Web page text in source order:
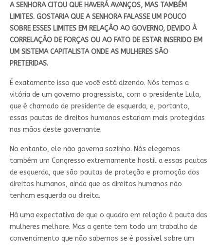
A SENHORA CITOU QUE HAVERÁ AVANÇOS, MAS TAMBÉM
LIMITES. GOSTARIA QUE A SENHORA FALASSE UM POUCO
SOBRE ESSES LIMITES EM RELAÇÃO AO GOVERNO, DEVIDO À
CORRELAÇÃO DE FORÇAS OU AO FATO DE ESTAR INSERIDO EM
UM SISTEMA CAPITALISTA ONDE AS MULHERES SÃO
PRETERIDAS.
É exatamente isso que você está dizendo. Nós temos a
vitória de um governo progressista, com o presidente Lula,
que é chamado de presidente de esquerda, e, portanto,
essas pautas de direitos humanos estariam mais protegidas
nas mãos deste governante.
No entanto, ele não governa sozinho. Nós elegemos
também um Congresso extremamente hostil a essas pautas
de esquerda, que são pautas de proteção e promoção dos
direitos humanos, ainda que os direitos humanos não
tenham esquerda ou direita.
Há uma expectativa de que o quadro em relação à pauta das
mulheres melhore. Mas a gente tem todo um trabalho de
convencimento que não sabemos se é possível sobre um